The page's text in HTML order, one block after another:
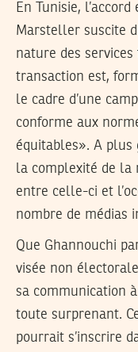
En Tunisie,
Marsteller suscite
nature des
transaction est,
le cadre d’une
conforme aux
équitables». A plus
la complexité de la
entre celle-ci et
nombre de médias
Que Ghannouchi
visée non
sa communication
toute surprenant.
pourrait s’inscrire